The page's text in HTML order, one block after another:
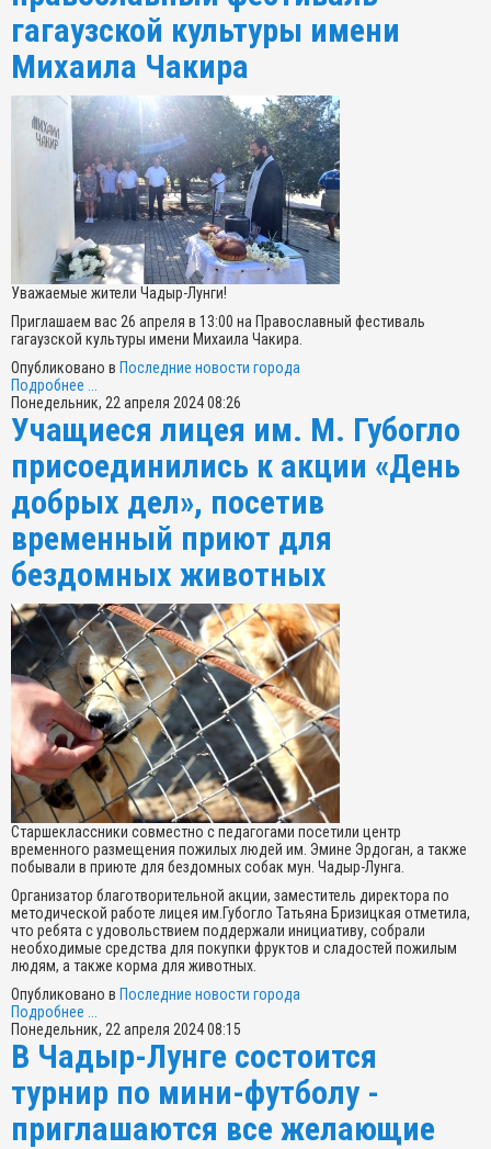
гагаузской культуры имени
Михаила Чакира
Уважаемые жители Чадыр-Лунги!
Приглашаем вас 26 апреля в 13:00 на Православный фестиваль
гагаузской культуры имени Михаила Чакира.
Опубликовано в Последние новости города
Подробнее ...
Понедельник, 22 апреля 2024 08:26
Учащиеся лицея им. М. Губогло
присоединились к акции «День
добрых дел», посетив
временный приют для
бездомных животных
Старшеклассники совместно с педагогами посетили центр
временного размещения пожилых людей им. Эмине Эрдоган, а также
побывали в приюте для бездомных собак мун. Чадыр-Лунга.
Организатор благотворительной акции, заместитель директора по
методической работе лицея им.Губогло Татьяна Бризицкая отметила,
что ребята с удовольствием поддержали инициативу, собрали
необходимые средства для покупки фруктов и сладостей пожилым
людям, а также корма для животных.
Опубликовано в Последние новости города
Подробнее ...
Понедельник, 22 апреля 2024 08:15
В Чадыр-Лунге состоится
турнир по мини-футболу -
приглашаются все желающие